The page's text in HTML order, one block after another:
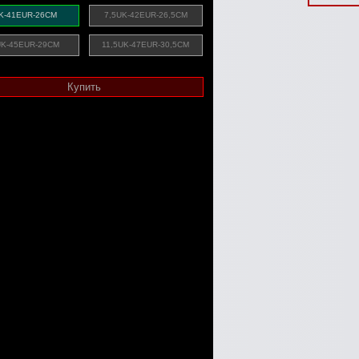
41EUR-26CM 7,5UK-42EUR-26,5CM
45EUR-29CM 11,5UK-47EUR-30,5CM
Купить